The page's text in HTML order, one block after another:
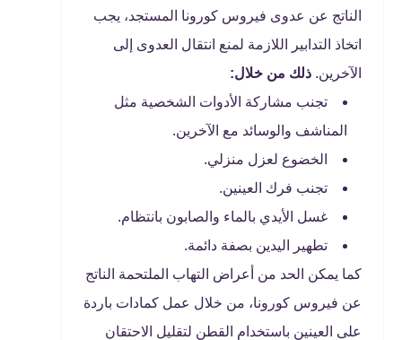
الناتج عن عدوى فيروس كورونا المستجد، يجب
اتخاذ التدابير اللازمة لمنع انتقال العدوى إلى
الآخرين. ذلك من خلال:
​تجنب مشاركة الأدوات الشخصية مثل
المناشف والوسائد مع الآخرين.
الخضوع لعزل منزلي.
تجنب فرك العينين.
غسل الأيدي بالماء والصابون بانتظام.
تطهير اليدين بصفة دائمة.
كما يمكن الحد من أعراض التهاب الملتحمة الناتج
عن فيروس كورونا، من خلال عمل كمادات باردة
على العينين باستخدام القطن لتقليل الاحتقان